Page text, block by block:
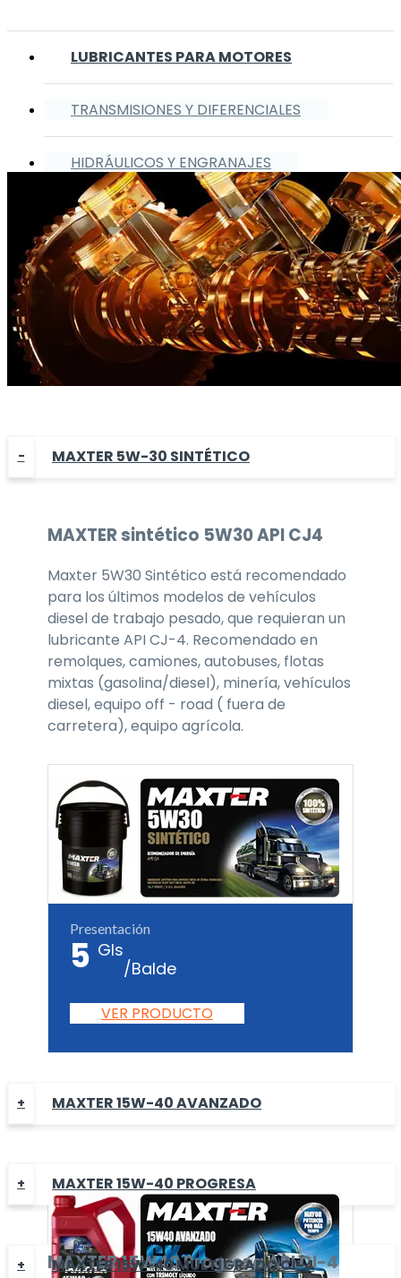
LUBRICANTES PARA MOTORES
TRANSMISIONES Y DIFERENCIALES
HIDRÁULICOS Y ENGRANAJES
MAXTER 5W-30 SINTÉTICO
MAXTERsintético 5W30API CJ4
Maxter 5W30 Sintético está recomendado
para los últimos modelos de vehículos
diesel de trabajo pesado, que requieran un
lubricante API CJ-4. Recomendado en
remolques, camiones, autobuses, flotas
mixtas (gasolina/diesel), minería, vehículos
diesel, equipo off - road ( fuera de
carretera), equipo agrícola.
Presentación
5 Gls
/Balde
VER PRODUCTO
MAXTER 15W-40 AVANZADO
MAXTER 15W-40 PROGRESA
MAXTER15W40 ProgresaAPI CI-4
MAXTER 15W-40 MULTÍGRADO CI-4